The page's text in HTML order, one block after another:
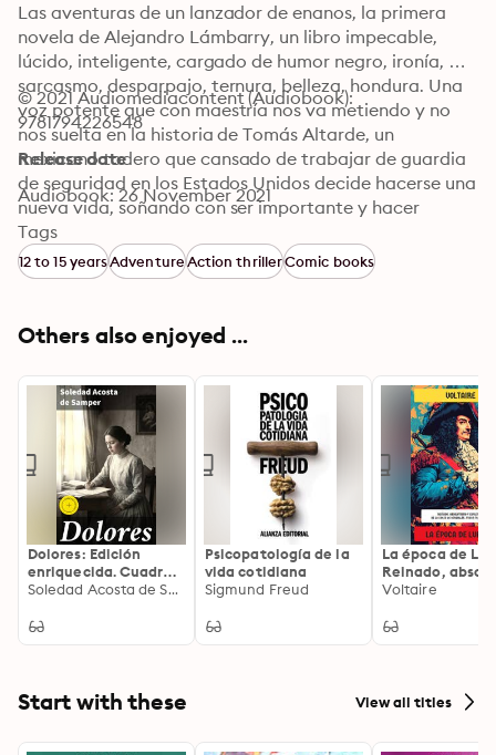
Las aventuras de un lanzador de enanos, la primera
novela de Alejandro Lámbarry, un libro impecable,
lúcido, inteligente, cargado de humor negro, ironía,
sarcasmo, desparpajo, ternura, belleza, hondura. Una
voz potente que con maestría nos va metiendo y no
nos suelta en la historia de Tomás Altarde, un
mexicano todero que cansado de trabajar de guardia
de seguridad en los Estados Unidos decide hacerse una
nueva vida, soñando con ser importante y hacer
historia algún día, sin pasársele por la cabeza que,
luego de fracasos, ridículos, penas, bares, desventuras,
entrenamientos, disciplina, iba a ser campeón mundial
amigo y compañero de equipo Aarón por los aires) en
el deporte de lanzamiento de enano.
© 2021 Audiomediacontent (Audiobook):
9781794226548
Release date
Audiobook: 26 November 2021
Tags
12 to 15 yearsAdventureAction thrillerComic books
Others also enjoyed ...
Dolores: Edición
enriquecida. Cuadros
de la vida de una
Soledad Acosta de Samper
Psicopatología de la
vida cotidiana
Sigmund Freud
La época de
Reinado,
y esplendor de
Voltaire
Start with these View all titles